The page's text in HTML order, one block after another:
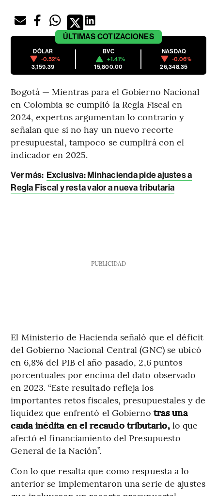
ÚLTIMAS COTIZACIONES
DÓLAR
-0.52%
3,159.39
BVC
+1.41%
15,800.00
NASDAQ
-0.06%
26,348.35
Bogotá — Mientras para el Gobierno Nacional
en Colombia se cumplió la Regla Fiscal en
2024, expertos argumentan lo contrario y
señalan que si no hay un nuevo recorte
presupuestal, tampoco se cumplirá con el
indicador en 2025.
Ver más: Exclusiva: Minhacienda pide ajustes a
Regla Fiscal y resta valor a nueva tributaria
PUBLICIDAD
El Ministerio de Hacienda señaló que el déficit
del Gobierno Nacional Central (GNC) se ubicó
en 6,8% del PIB el año pasado, 2,6 puntos
porcentuales por encima del dato observado
en 2023. “Este resultado refleja los
importantes retos fiscales, presupuestales y de
liquidez que enfrentó el Gobierno tras una
caída inédita en el recaudo tributario,lo que
afectó el financiamiento del Presupuesto
General de la Nación”.
Con lo que resalta que como respuesta a lo
anterior se implementaron una serie de ajustes